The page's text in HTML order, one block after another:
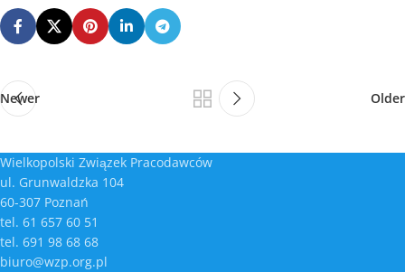
Newer Older
Wielkopolski Związek Pracodawców
ul. Grunwaldzka 104
60-307 Poznań
tel. 61 657 60 51
tel. 691 98 68 68
biuro@wzp.org.pl